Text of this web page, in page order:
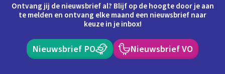
Ontvang jij de nieuwsbrief al? Blijf op de hoogte door je aan
te melden en ontvang elke maand een nieuwsbrief naar
keuze in je inbox!
Nieuwsbrief PO Nieuwsbrief VO